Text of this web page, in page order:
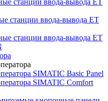
станции ввода-вывода ET
станции ввода-вывода ET
станции ввода-вывода ET
SIMATIC Basic Panel
SIMATIC Comfort